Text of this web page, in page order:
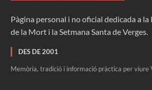
Pàgina personal i no oficial dedicada a la
de la Mort i la Setmana Santa de Verges.
DES DE 2001
Memòria, tradició i informació pràctica per viure